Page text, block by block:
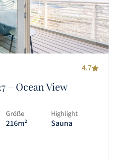
4.7
– Ocean View
Größe
216m²
Highlight
Sauna